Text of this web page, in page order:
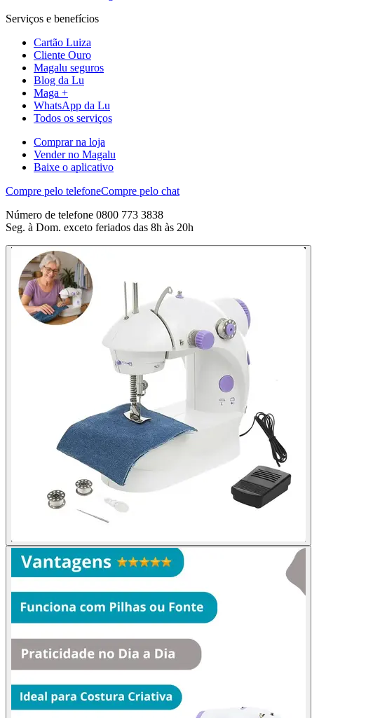
Serviços e benefícios
Cartão Luiza
Cliente Ouro
Magalu seguros
Blog da Lu
Maga +
WhatsApp da Lu
Todos os serviços
Comprar na loja
Vender no Magalu
Baixe o aplicativo
Compre pelo telefoneCompre pelo chat
Número de telefone 0800 773 3838
Seg. à Dom. exceto feriados das 8h às 20h